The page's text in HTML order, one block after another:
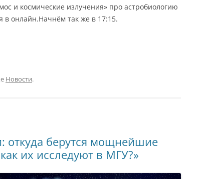
и космические излучения» про астробиологию
в онлайн.Начнём так же в 17:15.
Новости.
откуда берутся мощнейшие
их исследуют в МГУ?»